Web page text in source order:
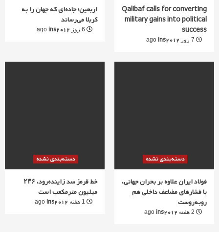
اربعین؛ جاده‌ای که جهان را به
کربلا می‌رساند
ins2012
Qalibaf calls for converting
military gains into political
success
ins2012
دسته‌بندی نشده
خط قرمز سد زاینده‌رود، ۲۳۶
میلیون مترمکعب است
ins2012
دسته‌بندی نشده
فولاد ایران علاوه بر بحران جهانی،
با فشارهای مضاعف داخلی هم
روبه‌روست
ins2012